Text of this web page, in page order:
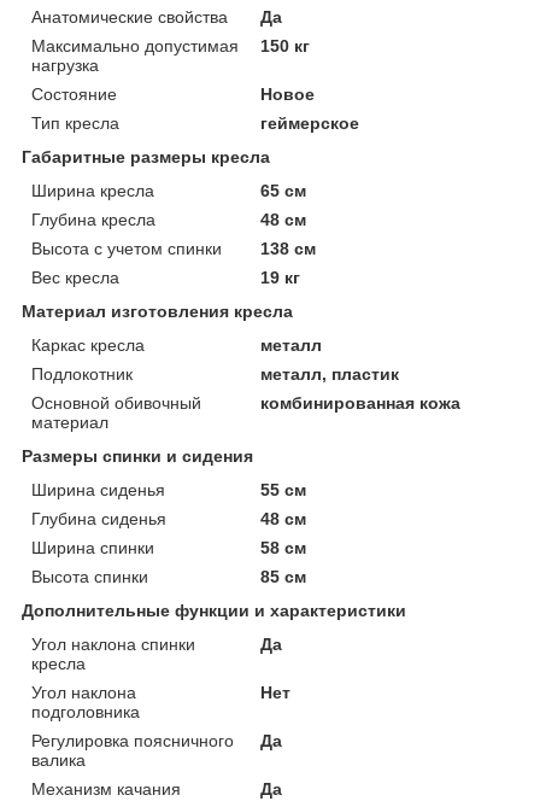
Анатомические свойства
Да
Максимально допустимая
нагрузка
150 кг
Состояние
Новое
Тип кресла
геймерское
Габаритные размеры кресла
Ширина кресла
65 см
Глубина кресла
48 см
Высота с учетом спинки
138 см
Вес кресла
19 кг
Материал изготовления кресла
Каркас кресла
металл
Подлокотник
металл, пластик
Основной обивочный
материал
комбинированная кожа
Размеры спинки и сидения
Ширина сиденья
55 см
Глубина сиденья
48 см
Ширина спинки
58 см
Высота спинки
85 см
Дополнительные функции и характеристики
Угол наклона спинки
кресла
Да
Угол наклона
подголовника
Нет
Регулировка поясничного
валика
Да
Механизм качания
Да